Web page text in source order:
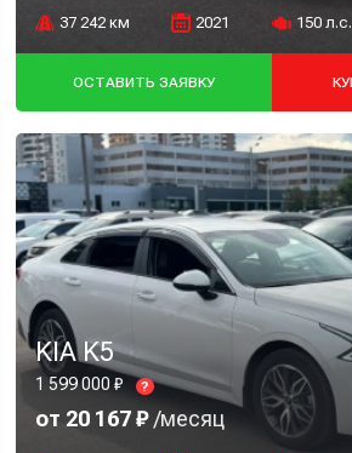
37 242 км 2021 150 л.с.
ОСТАВИТЬ ЗАЯВКУ
KIA K5
1 599 000 ₽ ?
от 20 167 ₽/месяц